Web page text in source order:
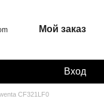
Мой заказ
Вход
CF321LF0